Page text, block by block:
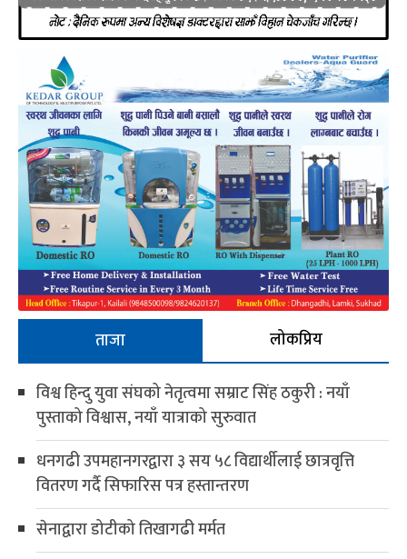
ताजा
लोकप्रिय
विश्व हिन्दु युवा संघको नेतृत्वमा सम्राट सिंह ठकुरी : नयाँ
पुस्ताको विश्वास, नयाँ यात्राको सुरुवात
धनगढी उपमहानगरद्वारा ३ सय ५८ विद्यार्थीलाई छात्रवृत्ति
वितरण गर्दै सिफारिस पत्र हस्तान्तरण
सेनाद्वारा डोटीको तिखागढी मर्मत